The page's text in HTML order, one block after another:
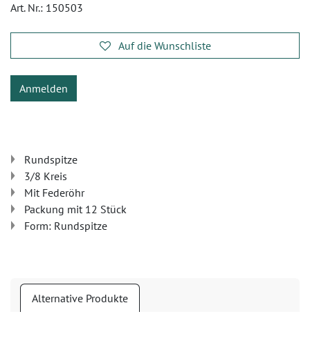
Art. Nr.: 150503
Auf die Wunschliste
Anmelden
Rundspitze
3/8 Kreis
Mit Federöhr
Packung mit 12 Stück
Form: Rundspitze
Alternative Produkte